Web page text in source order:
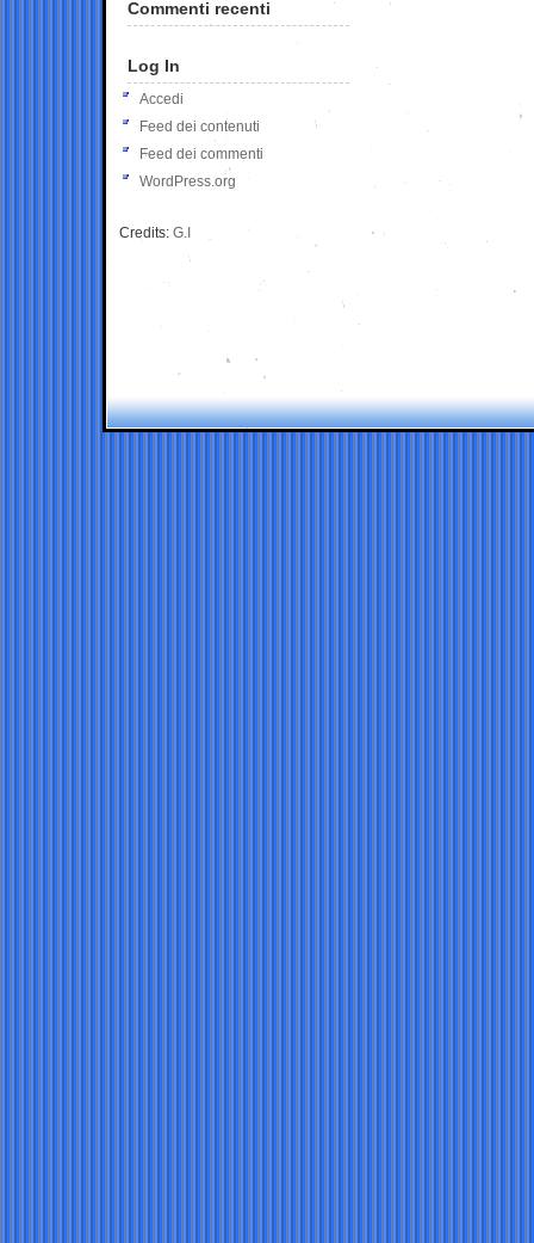
Commenti recenti
Log In
Accedi
Feed dei contenuti
Feed dei commenti
WordPress.org
Credits: G.I